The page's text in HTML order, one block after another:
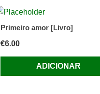
Primeiro amor [Livro]
€6.00
ADICIONAR